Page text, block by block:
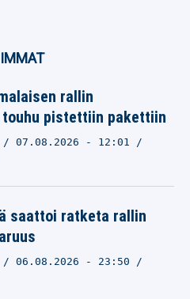
rallin
touhu pistettiin pakettiin
07.08.2026 - 12:01
saattoi ratketa rallin
06.08.2026 - 23:50